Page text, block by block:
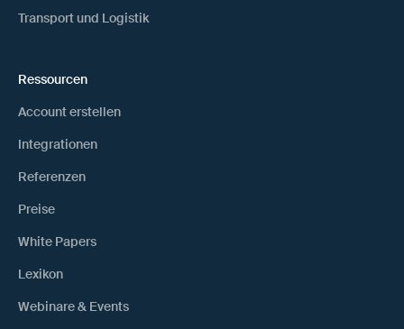
Transport und Logistik
Ressourcen
Account erstellen
Integrationen
Referenzen
Preise
White Papers
Lexikon
Webinare & Events